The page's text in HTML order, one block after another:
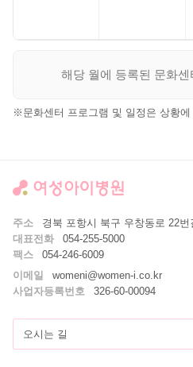
해당 월에 등록된 문화
문화센터 프로그램 및 일정은 상황
오시는 길
주소
경북 포항시 북구 우창동로 22번
대표전화
054-255-5000
팩스
054-246-6009
이메일
womeni@women-i.co.kr
사업자등록번호
326-60-00094